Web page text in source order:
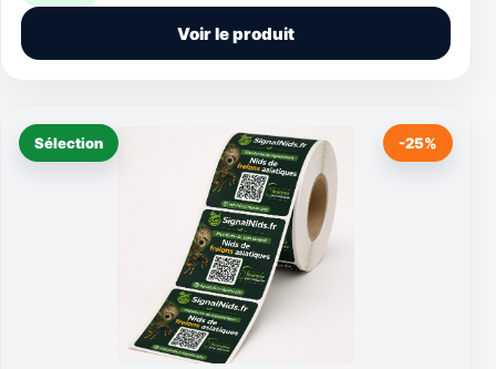
Voir le produit
Sélection -25%